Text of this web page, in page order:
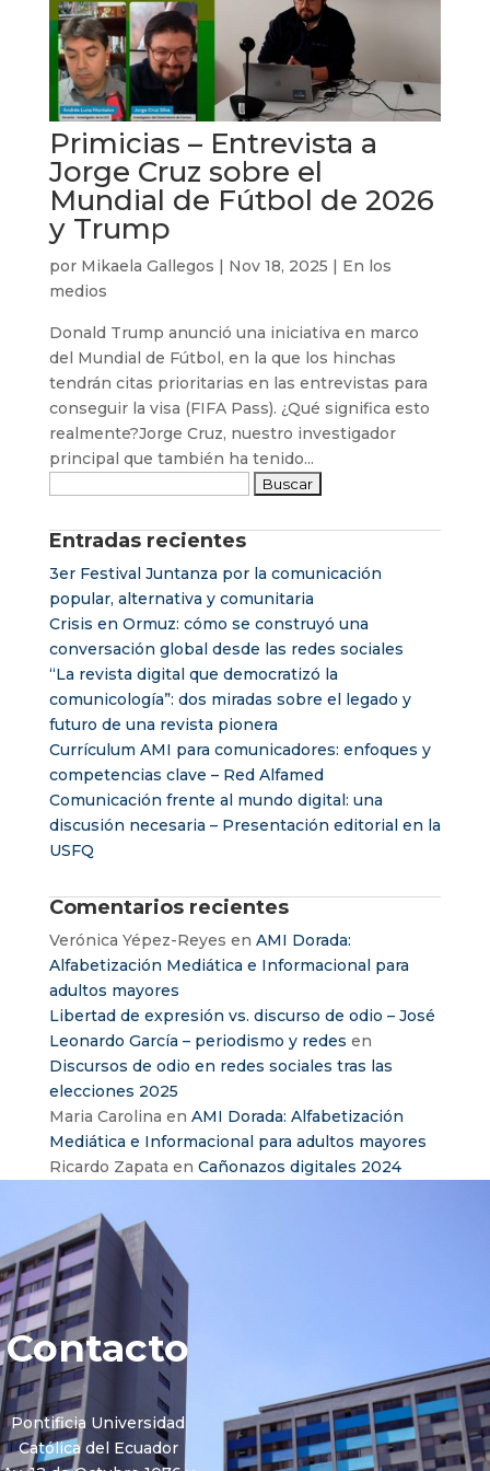
Primicias – Entrevista a
Jorge Cruz sobre el
Mundial de Fútbol de 2026
y Trump
por Mikaela Gallegos | Nov 18, 2025 | En los
medios
Donald Trump anunció una iniciativa en marco
del Mundial de Fútbol, en la que los hinchas
tendrán citas prioritarias en las entrevistas para
conseguir la visa (FIFA Pass). ¿Qué significa esto
realmente?Jorge Cruz, nuestro investigador
principal que también ha tenido...
Entradas recientes
3er Festival Juntanza por la comunicación
popular, alternativa y comunitaria
Crisis en Ormuz: cómo se construyó una
conversación global desde las redes sociales
“La revista digital que democratizó la
comunicología”: dos miradas sobre el legado y
futuro de una revista pionera
Currículum AMI para comunicadores: enfoques y
competencias clave – Red Alfamed
Comunicación frente al mundo digital: una
discusión necesaria – Presentación editorial en la
USFQ
Comentarios recientes
Verónica Yépez-Reyes en AMI Dorada:
Alfabetización Mediática e Informacional para
adultos mayores
Libertad de expresión vs. discurso de odio – José
Leonardo García – periodismo y redes en
Discursos de odio en redes sociales tras las
elecciones 2025
Maria Carolina en AMI Dorada: Alfabetización
Mediática e Informacional para adultos mayores
Ricardo Zapata en Cañonazos digitales 2024
Contacto
Pontificia Universidad
Católica del Ecuador